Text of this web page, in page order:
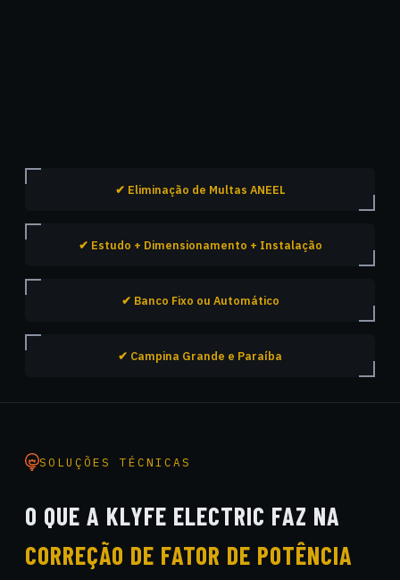
✔ Eliminação de Multas ANEEL
✔ Estudo + Dimensionamento + Instalação
✔ Banco Fixo ou Automático
✔ Campina Grande e Paraíba
SOLUÇÕES TÉCNICAS
O QUE A KLYFE ELECTRIC FAZ NA
CORREÇÃO DE FATOR DE POTÊNCIA